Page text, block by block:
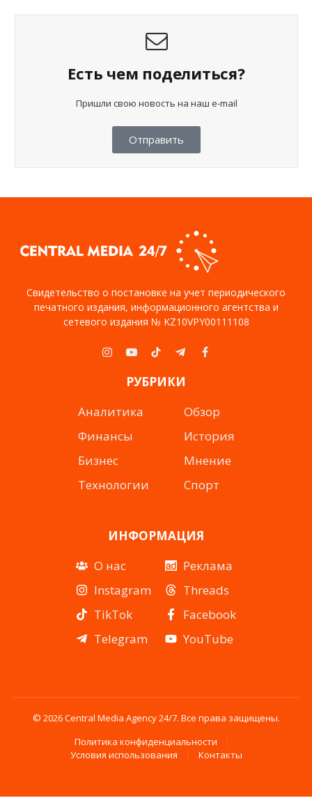
Есть чем поделиться?
Пришли свою новость на наш e-mail
Отправить
Свидетельство о постановке на учет периодического
печатного издания, информационного агентства и
сетевого издания № KZ10VPY00111108
Instagram
YouTubeTikTokTelegramFacebook
РУБРИКИ
Аналитика
Финансы
Бизнес
Технологии
Обзор
История
Мнение
Спорт
ИНФОРМАЦИЯ
О нас
Instagram
TikTok
Telegram
Реклама
Threads
Facebook
YouTube
© 2026 Central Media Agency 24/7. Все права защищены.
Политика конфиденциальности
Условия использования
Контакты